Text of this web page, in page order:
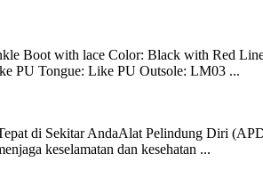
Boot with lace Color: Black with Red
PU Tongue: Like PU Outsole: LM03 ...
di Sekitar AndaAlat Pelindung Diri
keselamatan dan kesehatan ...